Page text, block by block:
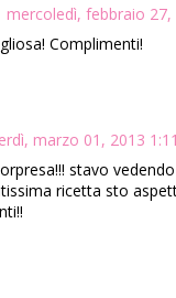
mercoledì, febbraio 27,
Complimenti!
marzo 01, 2013
stavo
ricetta sto